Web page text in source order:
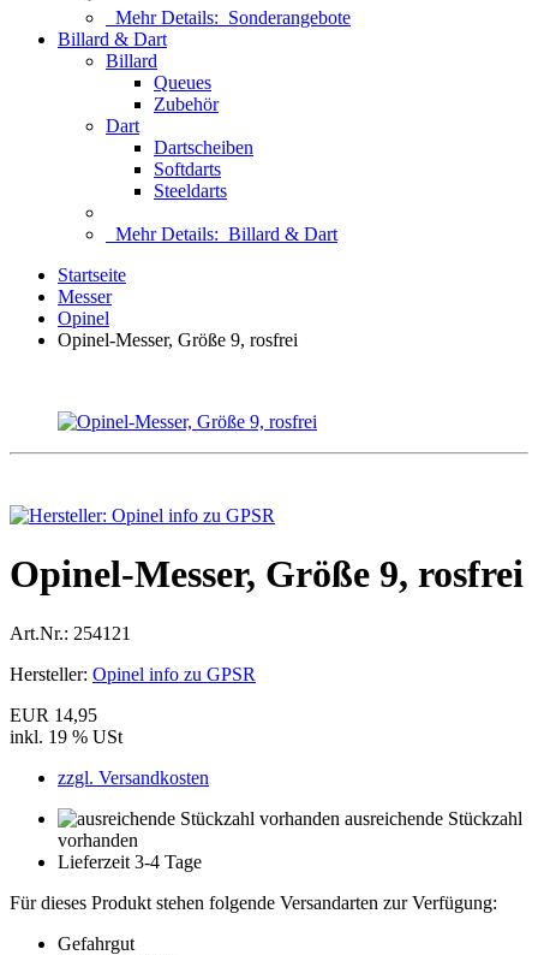
Mehr Details: Sonderangebote
Billard & Dart
Billard
Queues
Zubehör
Dart
Dartscheiben
Softdarts
Steeldarts
Mehr Details: Billard & Dart
Startseite
Messer
Opinel
Opinel-Messer, Größe 9, rosfrei
Opinel-Messer, Größe 9, rosfrei
Art.Nr.: 254121
Hersteller: Opinel info zu GPSR
EUR 14,95
inkl. 19 % USt
zzgl. Versandkosten
ausreichende Stückzahl
vorhanden
Lieferzeit 3-4 Tage
Für dieses Produkt stehen folgende Versandarten zur Verfügung:
Gefahrgut